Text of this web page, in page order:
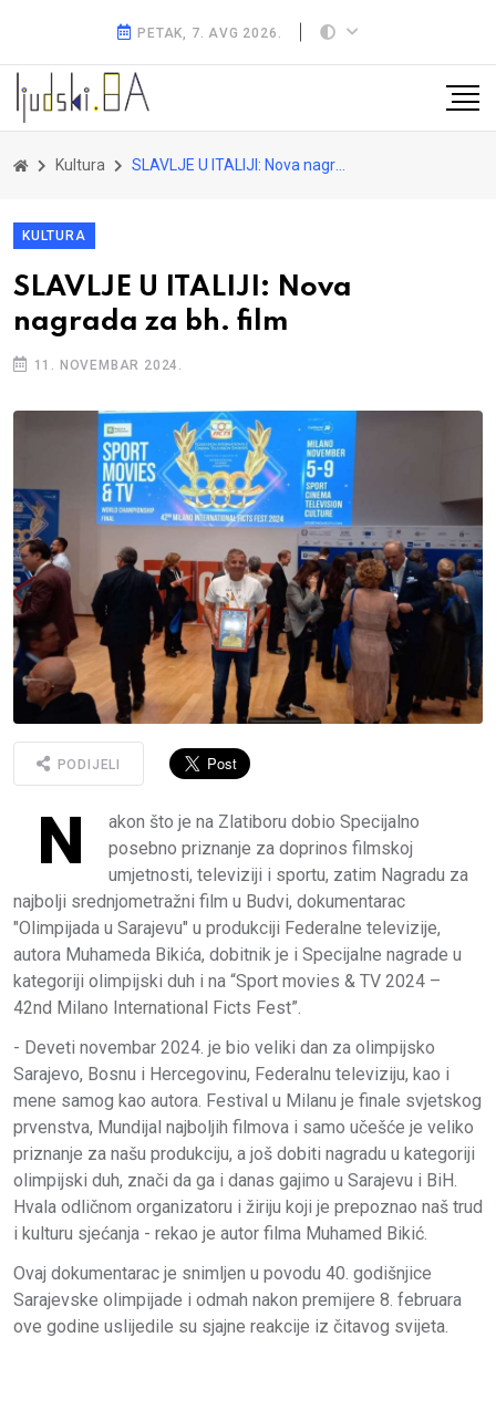
PETAK, 7. AVG 2026.
Kultura SLAVLJE U ITALIJI: Nova nagrada za bh. film
KULTURA
SLAVLJE U ITALIJI: Nova
nagrada za bh. film
11. NOVEMBAR 2024.
PODIJELI
N
akon što je na Zlatiboru dobio Specijalno
posebno priznanje za doprinos filmskoj
umjetnosti, televiziji i sportu, zatim Nagradu za
najbolji srednjometražni film u Budvi, dokumentarac
"Olimpijada u Sarajevu" u produkciji Federalne televizije,
autora Muhameda Bikića, dobitnik je i Specijalne nagrade u
kategoriji olimpijski duh i na “Sport movies & TV 2024 –
42nd Milano International Ficts Fest”.
- Deveti novembar 2024. je bio veliki dan za olimpijsko
Sarajevo, Bosnu i Hercegovinu, Federalnu televiziju, kao i
mene samog kao autora. Festival u Milanu je finale svjetskog
prvenstva, Mundijal najboljih filmova i samo učešće je veliko
priznanje za našu produkciju, a još dobiti nagradu u kategoriji
olimpijski duh, znači da ga i danas gajimo u Sarajevu i BiH.
Hvala odličnom organizatoru i žiriju koji je prepoznao naš trud
i kulturu sjećanja - rekao je autor filma Muhamed Bikić.
Ovaj dokumentarac je snimljen u povodu 40. godišnjice
Sarajevske olimpijade i odmah nakon premijere 8. februara
ove godine uslijedile su sjajne reakcije iz čitavog svijeta.